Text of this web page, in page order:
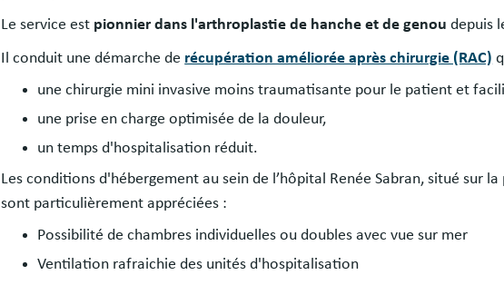
Le service est pionnier dans l'arthroplastie de hanche et de genou depuis
Il conduit une démarche de récupération améliorée après chirurgie (RAC)
une chirurgie mini invasive moins traumatisante pour le patient et
une prise en charge optimisée de la douleur,
un temps d'hospitalisation réduit.
Les conditions d'hébergement au sein de l’hôpital Renée Sabran, situé sur la
sont particulièrement appréciées :
Possibilité de chambres individuelles ou doubles avec vue sur mer
Ventilation rafraichie des unités d'hospitalisation